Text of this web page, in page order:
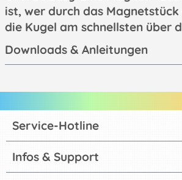
ist, wer durch das
die Kugel am schnellsten über
Downloads & Anleitungen
Service-Hotline
Infos & Support